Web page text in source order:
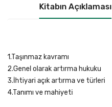
Kitabın Açıklaması
1.Taşınmaz kavramı
2.Genel olarak artırma hukuku
3.İhtiyari açık artırma ve türleri
4.Tanımı ve mahiyeti